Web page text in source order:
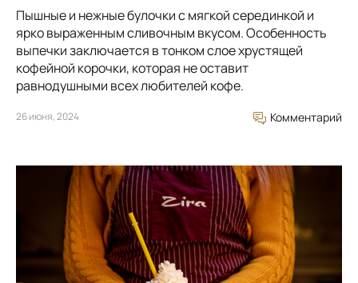
Пышные и нежные булочки с мягкой серединкой и
ярко выраженным сливочным вкусом. Особенность
выпечки заключается в тонком слое хрустящей
кофейной корочки, которая не оставит
равнодушными всех любителей кофе.
26 июня, 2024 Комментарий